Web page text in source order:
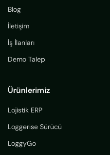
Blog
İletişim
İş İlanları
Demo Talep
Ürünlerimiz
Lojistik ERP
Loggerise Sürücü
LoggyGo